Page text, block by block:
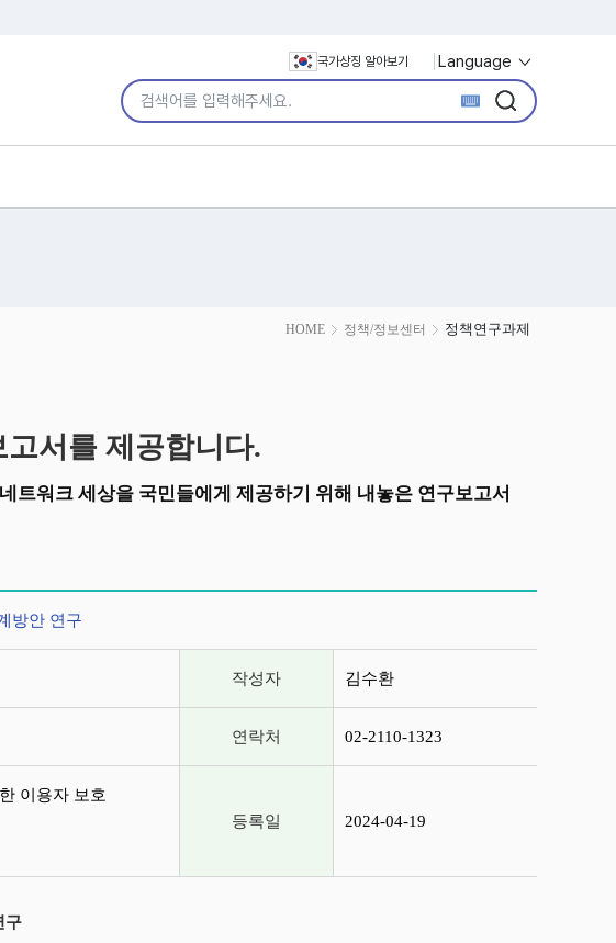
국가상징 알아보기 Language
통합검색어 입력
검색
검색
HOME 정책/정보센터 정책연구과제
서를 제공합니다.
트워크 세상을 국민들에게 제공하기 위해 내놓은 연구보고서
방안 연구
작성자 김수환
연락처 02-2110-1323
이용자 보호
등록일 2024-04-19
구